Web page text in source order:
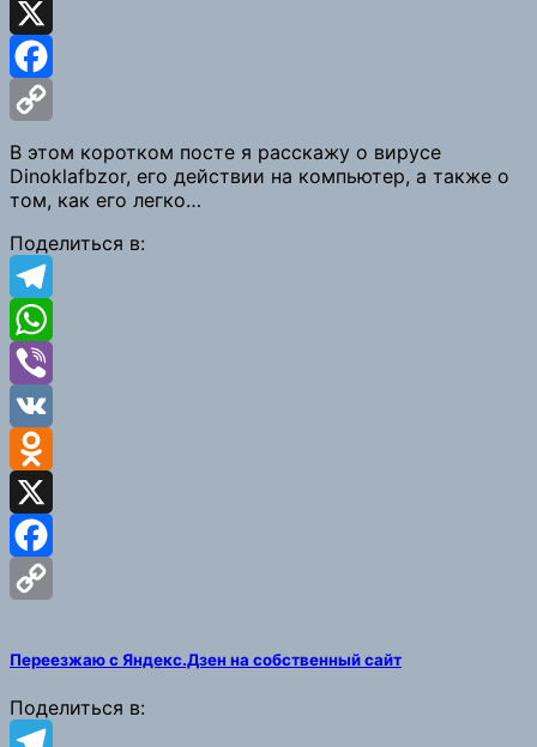
Odnoklassniki
X
Facebook
Copy
Link
В этом коротком посте я расскажу о вирусе
Dinoklafbzor, его действии на компьютер, а также о
том, как его легко…
Поделиться в:
Telegram
WhatsApp
Viber
VK
Odnoklassniki
X
Facebook
Link
Переезжаю с Яндекс.Дзен на собственный сайт
Поделиться в: